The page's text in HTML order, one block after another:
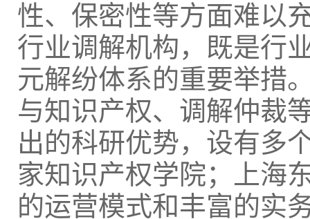
性、保密性等方面难以
行业调解机构，既是行
元解纷体系的重要举措
与知识产权、调解仲裁
出的科研优势，设有多
家知识产权学院；上海
的运营模式和丰富的实